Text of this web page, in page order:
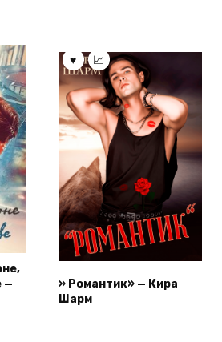
—
» Романтик» — Кира
Шарм